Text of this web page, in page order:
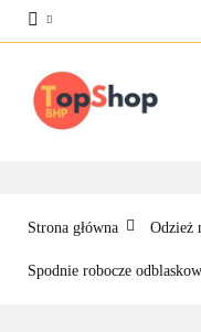
Strona główna Odzież
Spodnie robocze